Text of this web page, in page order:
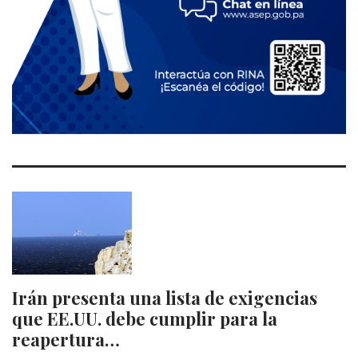
Irán presenta una lista de exigencias
que EE.UU. debe cumplir para la
reapertura…